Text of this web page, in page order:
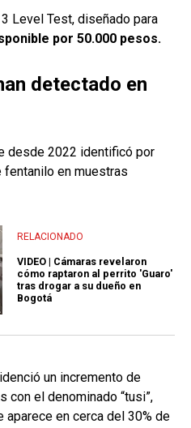
Level Test, diseñado para
por 50.000 pesos.
detectado en
desde 2022 identificó por
en muestras
RELACIONADO
VIDEO | Cámaras revelaron
cómo raptaron al perrito 'Guaro'
tras drogar a su dueño en
Bogotá
un incremento de
con el denominado “tusi”,
aparece en cerca del 30% de